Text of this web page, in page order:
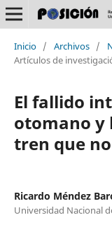
Inicio / Archivos /
Artículos de
El fallido
otomano y
tren que
Ricardo Méndez
Universidad Nacional